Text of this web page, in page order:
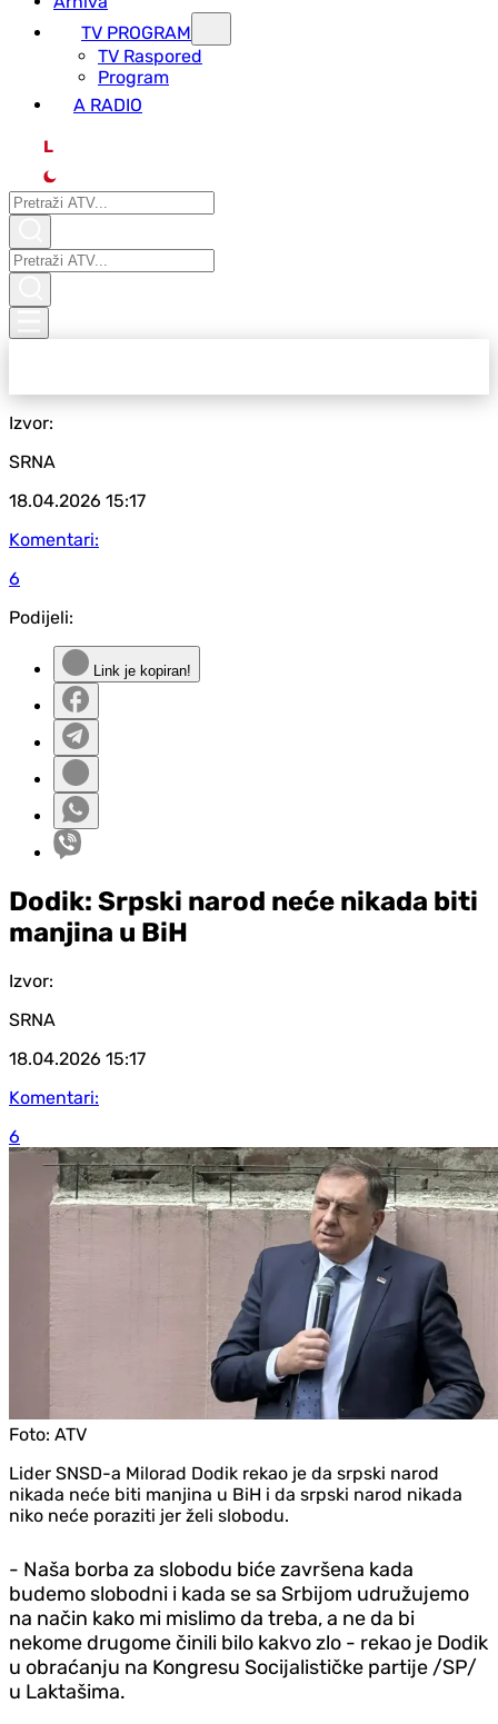
TV PROGRAM
ТV Raspored
Program
A RADIO
L
Izvor:
SRNA
18.04.2026 15:17
Komentari:
6
Podijeli:
Link je kopiran!
Dodik: Srpski narod neće nikada biti
manjina u BiH
Izvor:
SRNA
18.04.2026 15:17
Komentari:
6
Foto: ATV
Lider SNSD-a Milorad Dodik rekao je da srpski narod
nikada neće biti manjina u BiH i da srpski narod nikada
niko neće poraziti jer želi slobodu.
- Naša borba za slobodu biće završena kada
budemo slobodni i kada se sa Srbijom udružujemo
na način kako mi mislimo da treba, a ne da bi
nekome drugome činili bilo kakvo zlo - rekao je Dodik
u obraćanju na Kongresu Socijalističke partije /SP/
u Laktašima.